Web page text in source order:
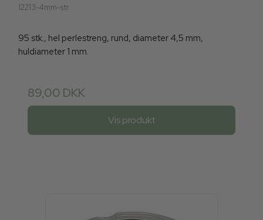
12213-4mm-str
95 stk., hel perlestreng, rund, diameter 4,5 mm,
huldiameter 1 mm.
89,00 DKK
Vis produkt